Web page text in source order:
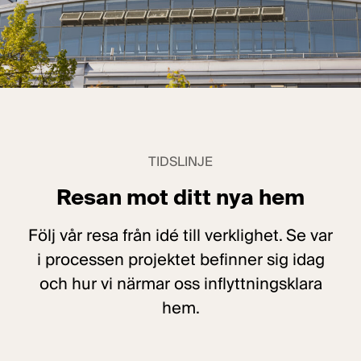
TIDSLINJE
Resan mot ditt nya hem
Följ vår resa från idé till verklighet. Se var
i processen projektet befinner sig idag
och hur vi närmar oss inflyttningsklara
hem.